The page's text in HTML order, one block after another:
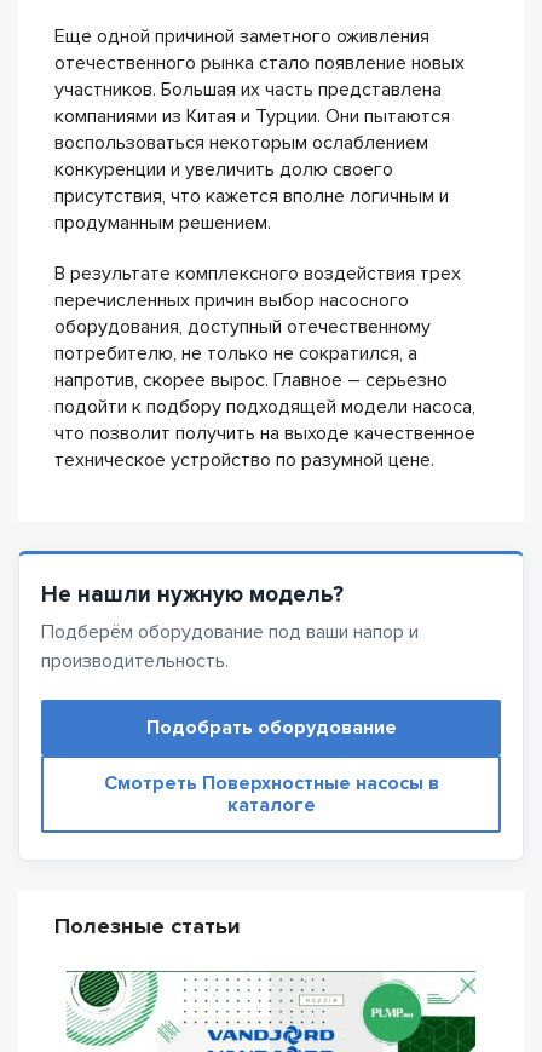
Еще одной причиной заметного оживления
отечественного рынка стало появление новых
участников. Большая их часть представлена
компаниями из Китая и Турции. Они пытаются
воспользоваться некоторым ослаблением
конкуренции и увеличить долю своего
присутствия, что кажется вполне логичным и
продуманным решением.
В результате комплексного воздействия трех
перечисленных причин выбор насосного
оборудования, доступный отечественному
потребителю, не только не сократился, а
напротив, скорее вырос. Главное – серьезно
подойти к подбору подходящей модели насоса,
что позволит получить на выходе качественное
техническое устройство по разумной цене.
Не нашли нужную модель?
Подберём оборудование под ваши напор и
производительность.
Подобрать оборудование
Смотреть Поверхностные насосы в
каталоге
Полезные статьи